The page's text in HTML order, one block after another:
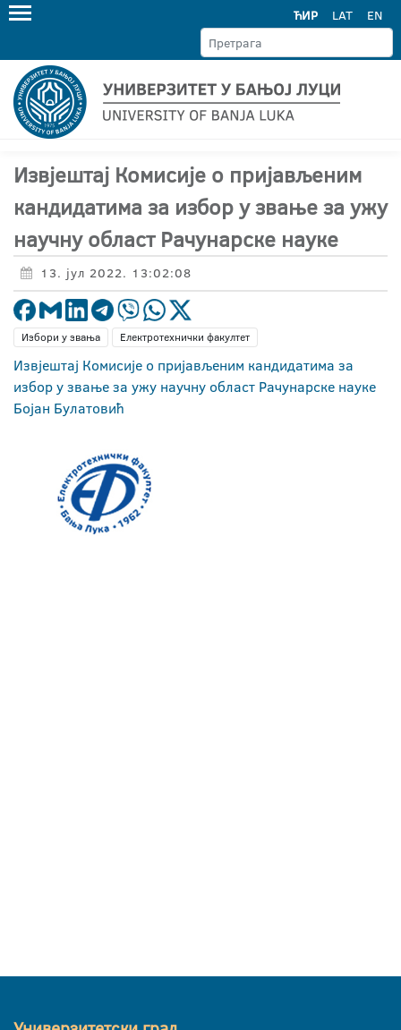
ЋИР LAT EN
Извјештај Комисије о пријављеним
кандидатима за избор у звање за ужу
научну област Рачунарске науке
13. јул 2022. 13:02:08
Избори у звања Електротехнички факултет
Извјештај Комисије о пријављеним кандидатима за
избор у звање за ужу научну област Рачунарске науке
Бојан Булатовић